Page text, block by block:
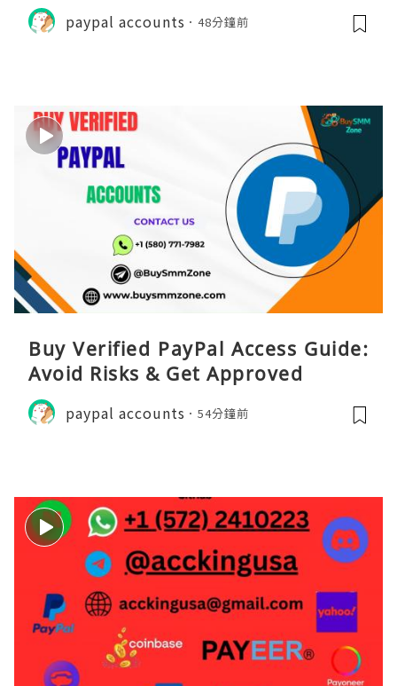
paypal accounts 48分鐘前
Buy Verified PayPal Access Guide:
Avoid Risks & Get Approved
paypal accounts 54分鐘前